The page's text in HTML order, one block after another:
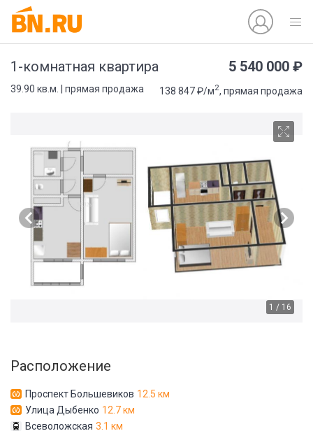
1-комнатная квартира 5 540 000 ₽
39.90 кв.м. | прямая продажа 138 847 ₽/м2, прямая продажа
1 / 16
Расположение
Проспект Большевиков 12.5 км
Улица Дыбенко 12.7 км
Всеволожская 3.1 км